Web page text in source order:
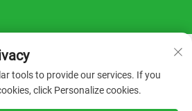
रियानिन मशीनरी कंपनी,
tools to provide our services. If you
click Personalize cookies.